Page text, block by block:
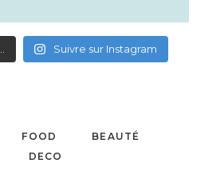
Suivre sur Instagram
FOOD
BEAUTÉ
DECO